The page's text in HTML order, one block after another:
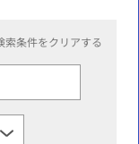
索条件をクリアする